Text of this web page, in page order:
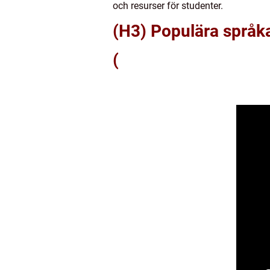
och resurser för studenter.
(H3) Populära
(